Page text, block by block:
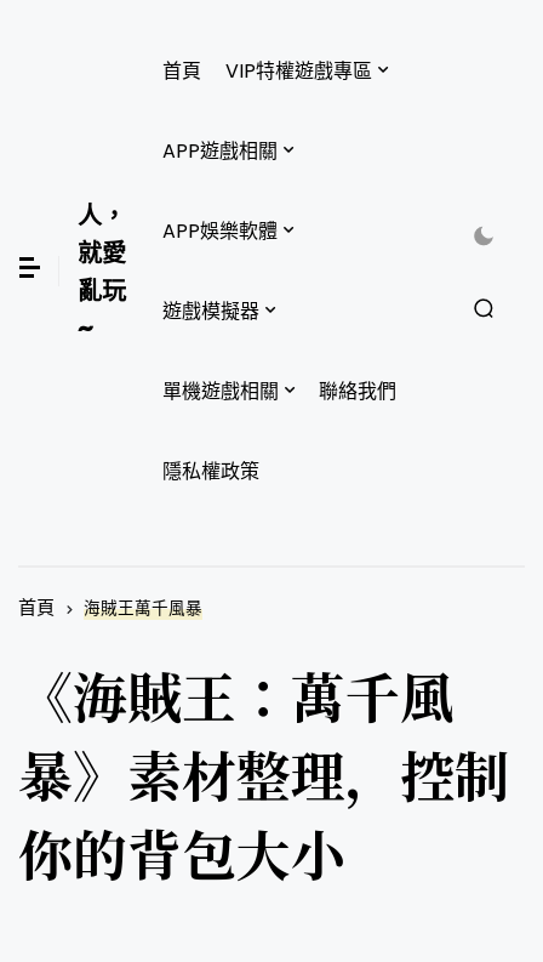
人，
就愛
亂玩
~
首頁 VIP特權遊戲專區
APP遊戲相關
APP娛樂軟體
遊戲模擬器
單機遊戲相關 聯絡我們
隱私權政策
首頁 海賊王萬千風暴
《海賊王：萬千風
暴》素材整理，控制
你的背包大小